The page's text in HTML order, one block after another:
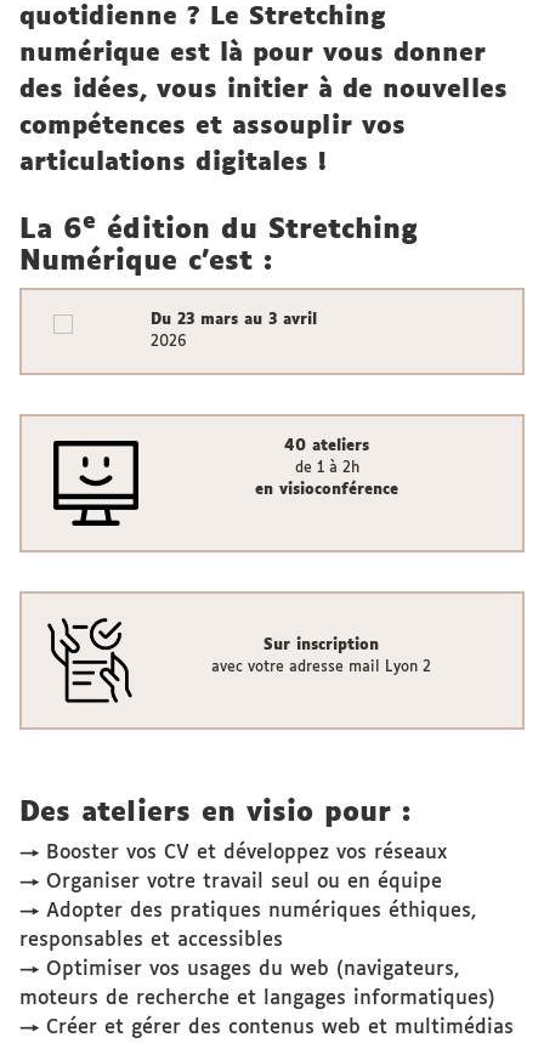
quotidienne ? Le Stretching
numérique est là pour vous donner
des idées, vous initier à de nouvelles
compétences et assouplir vos
articulations digitales !
La 6e
édition du Stretching
Numérique c'est :
Du 23 mars au 3 avril
2026
40 ateliers
de 1 à 2h
en visioconférence
Sur inscription
avec votre adresse mail Lyon 2
Des ateliers en visio pour :
→ Booster vos CV et développez vos réseaux
→ Organiser votre travail seul ou en équipe
→ Adopter des pratiques numériques éthiques,
responsables et accessibles
→ Optimiser vos usages du web (navigateurs,
moteurs de recherche et langages informatiques)
→ Créer et gérer des contenus web et multimédias